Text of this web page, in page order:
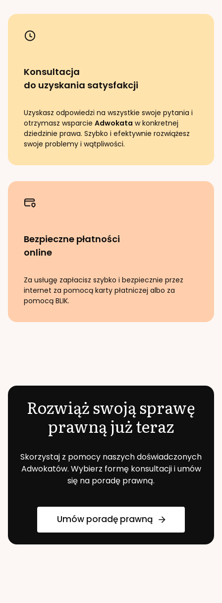
Konsultacja
do uzyskania satysfakcji
Uzyskasz odpowiedzi na wszystkie swoje pytania i
otrzymasz wsparcie Adwokata w konkretnej
dziedzinie prawa. Szybko i efektywnie rozwiążesz
swoje problemy i wątpliwości.
Bezpieczne płatności
online
Za usługę zapłacisz szybko i bezpiecznie przez
internet za pomocą karty płatniczej albo za
pomocą BLIK.
Rozwiąż swoją sprawę
prawną już teraz
Skorzystaj z pomocy naszych doświadczonych
Adwokatów. Wybierz formę konsultacji i umów
się na poradę prawną.
Umów poradę prawną